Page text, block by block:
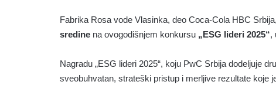
Fabrika Rosa vode Vlasinka, deo Coca-Cola HBC
sredine na ovogodišnjem konkursu „ESG lideri 2025“,
Nagradu „ESG lideri 2025“, koju PwC Srbija dodeljuje
sveobuhvatan, strateški pristup i merljive rezultate koje